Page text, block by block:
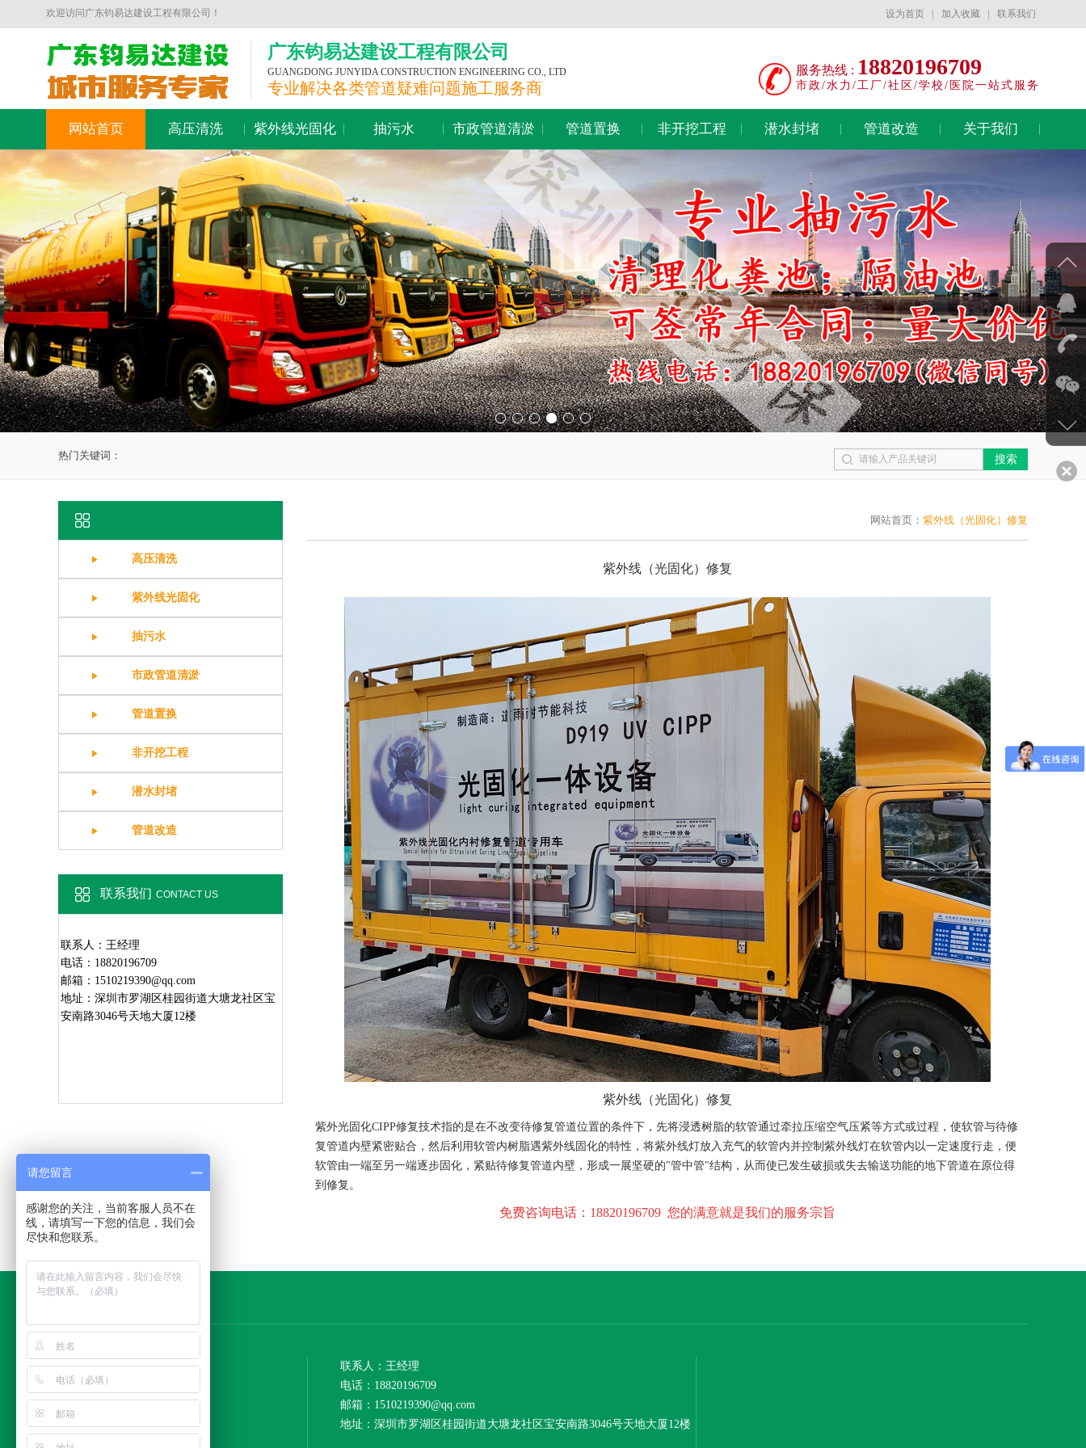
欢迎访问广东钧易达建设工程有限公司！ 设为首页 加入收藏 联系我们
广东钧易达建设工程有限公司
GUANGDONG JUNYIDA CONSTRUCTION ENGINEERING CO., LTD
专业解决各类管道疑难问题施工服务商
服务热线 : 18820196709
市政/水力/工厂/社区/学校/医院一站式服务
网站首页 高压清洗 紫外线光固化 抽污水 市政管道清淤 管道置换 非开挖工程 潜水封堵 管道改造 关于我们
热门关键词： 搜索
高压清洗
紫外线光固化
抽污水
市政管道清淤
管道置换
非开挖工程
潜水封堵
管道改造
联系我们 CONTACT US
联系人：王经理
电话：18820196709
邮箱：1510219390@qq.com
地址：深圳市罗湖区桂园街道大塘龙社区宝
安南路3046号天地大厦12楼
网站首页： 紫外线（光固化）修复
紫外线（光固化）修复
紫外线（光固化）修复
紫外光固化CIPP修复技术指的是在不改变待修复管道位置的条件下，先将浸透树脂的软管通过牵拉压缩空气压紧等方式或过程，使软管与待修
复管道内壁紧密贴合，然后利用软管内树脂遇紫外线固化的特性，将紫外线灯放入充气的软管内并控制紫外线灯在软管内以一定速度行走，便
软管由一端至另一端逐步固化，紧贴待修复管道内壁，形成一展坚硬的"管中管"结构，从而使已发生破损或失去输送功能的地下管道在原位得
到修复。
免费咨询电话：18820196709 您的满意就是我们的服务宗旨
友情链接
广东钧易达建设工程有限公司
联系人：王经理
电话：18820196709
邮箱：1510219390@qq.com
地址：深圳市罗湖区桂园街道大塘龙社区宝安南路3046号天地大厦12楼
请您留言
感谢您的关注，当前客服人员不在
线，请填写一下您的信息，我们会
尽快和您联系。